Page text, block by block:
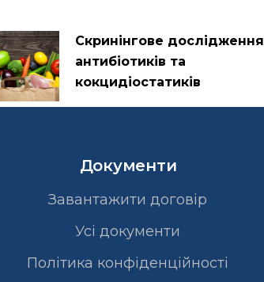
Скринінгове дослідження
антибіотиків та
кокцидіостатиків
Документи
Завантажити договір
Усі документи
Політика конфіденційності